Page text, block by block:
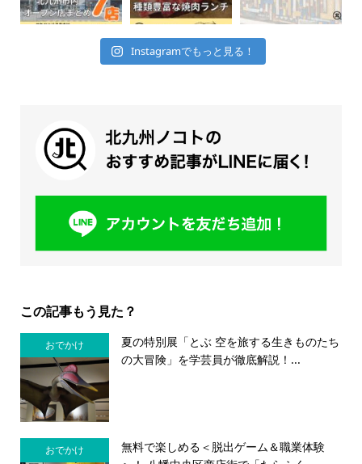
Instagramでもっと見る！
この記事もう見た？
おでかけ
夏の特別展「とぶ 空を旅する生きものたち
の大冒険」を学芸員が徹底解説！...
おでかけ
無料で楽しめる＜脱出ゲーム＆職業体験